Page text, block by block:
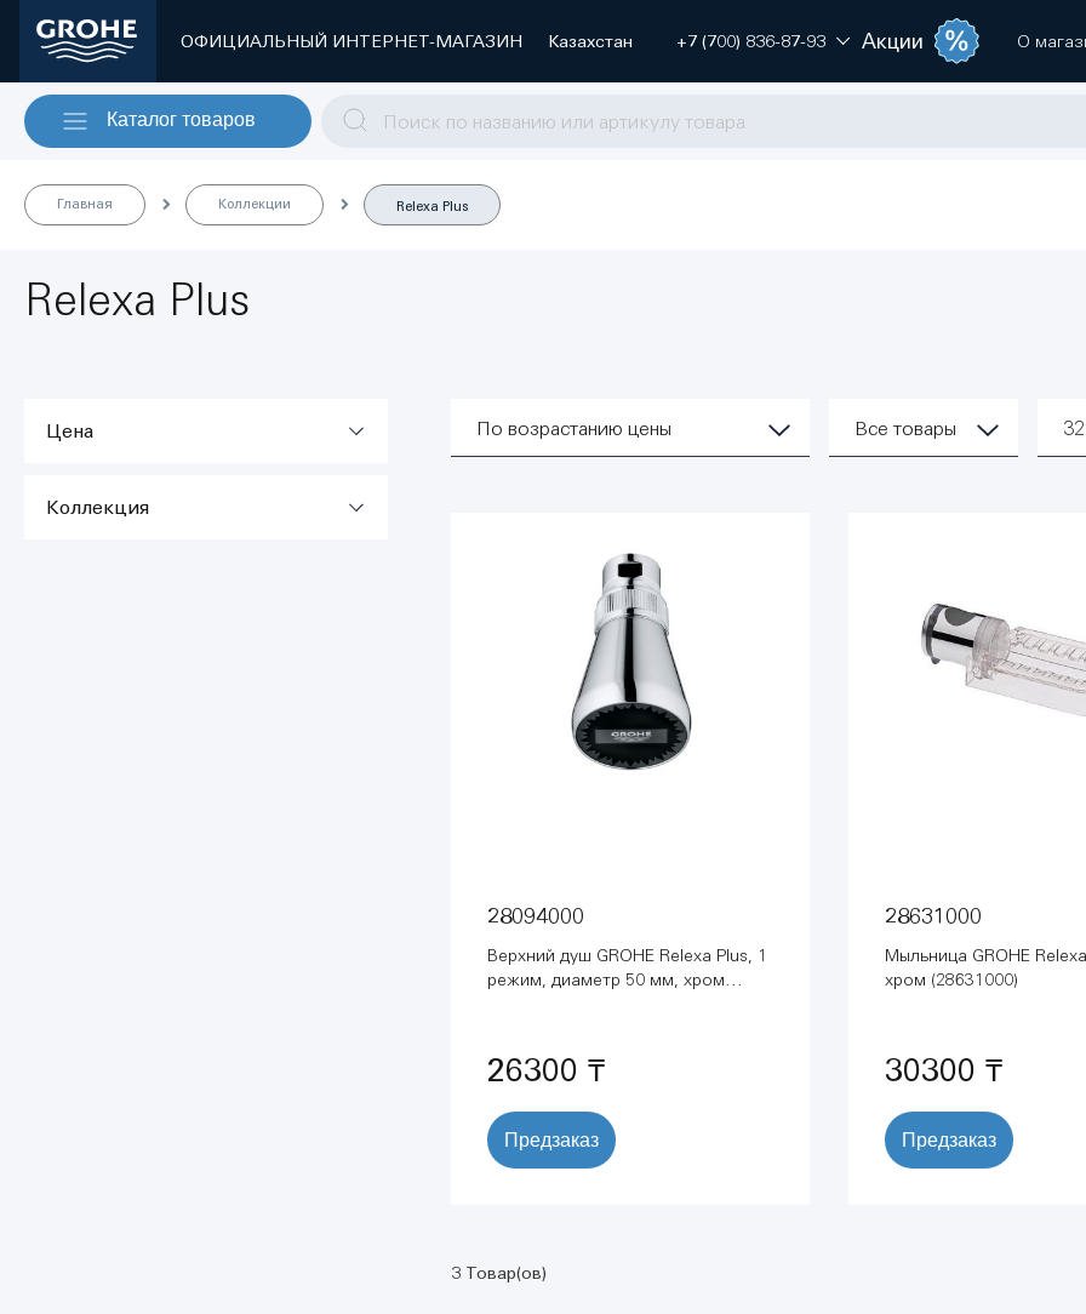
ОФИЦИАЛЬНЫЙ ИНТЕРНЕТ-МАГАЗИН Казахстан +7 (700) 836-87-93 Акции О
Каталог товаров
Главная Коллекции Relexa Plus
Relexa Plus
По возрастанию цены Все товары
28094000
Верхний душ GROHE Relexa Plus, 1
режим, диаметр 50 мм, хром
26300 ₸
Предзаказ
28631000
Мыльница GROHE Relexa
хром (28631000)
30300 ₸
Предзаказ
3 Товар(ов)
Цена
Коллекция